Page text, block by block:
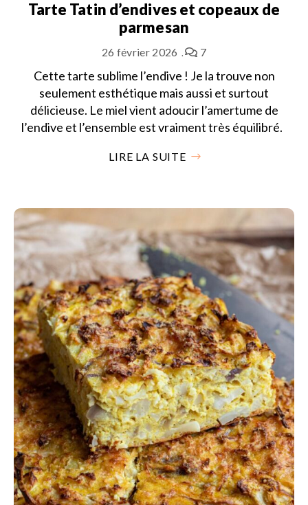
Tarte Tatin d’endives et copeaux de
parmesan
26 février 2026 7
Cette tarte sublime l’endive ! Je la trouve non
seulement esthétique mais aussi et surtout
délicieuse. Le miel vient adoucir l’amertume de
l’endive et l’ensemble est vraiment très équilibré.
LIRE LA SUITE